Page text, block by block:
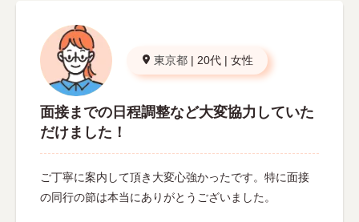
東京都 | 20代 | 女性
面接までの日程調整など大変協力していた
だけました！
ご丁寧に案内して頂き大変心強かったです。特に面接
の同行の節は本当にありがとうございました。